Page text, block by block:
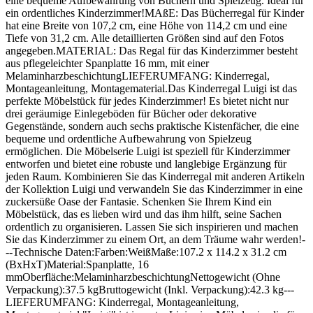
ein ordentliches Kinderzimmer!MAßE: Das Bücherregal für Kinder
hat eine Breite von 107,2 cm, eine Höhe von 114,2 cm und eine
Tiefe von 31,2 cm. Alle detaillierten Größen sind auf den Fotos
angegeben.MATERIAL: Das Regal für das Kinderzimmer besteht
aus pflegeleichter Spanplatte 16 mm, mit einer
MelaminharzbeschichtungLIEFERUMFANG: Kinderregal,
Montageanleitung, Montagematerial.Das Kinderregal Luigi ist das
perfekte Möbelstück für jedes Kinderzimmer! Es bietet nicht nur
drei geräumige Einlegeböden für Bücher oder dekorative
Gegenstände, sondern auch sechs praktische Kistenfächer, die eine
bequeme und ordentliche Aufbewahrung von Spielzeug
ermöglichen. Die Möbelserie Luigi ist speziell für Kinderzimmer
entworfen und bietet eine robuste und langlebige Ergänzung für
jeden Raum. Kombinieren Sie das Kinderregal mit anderen Artikeln
der Kollektion Luigi und verwandeln Sie das Kinderzimmer in eine
zuckersüße Oase der Fantasie. Schenken Sie Ihrem Kind ein
Möbelstück, das es lieben wird und das ihm hilft, seine Sachen
ordentlich zu organisieren. Lassen Sie sich inspirieren und machen
Sie das Kinderzimmer zu einem Ort, an dem Träume wahr werden!-
--Technische Daten:Farben:WeißMaße:107.2 x 114.2 x 31.2 cm
(BxHxT)Material:Spanplatte, 16
mmOberfläche:MelaminharzbeschichtungNettogewicht (Ohne
Verpackung):37.5 kgBruttogewicht (Inkl. Verpackung):42.3 kg---
LIEFERUMFANG: Kinderregal, Montageanleitung,